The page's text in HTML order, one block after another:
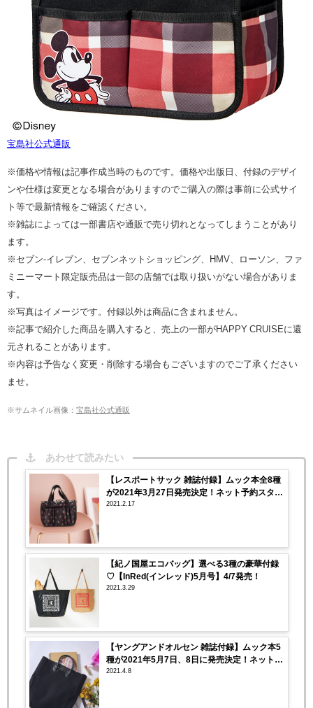
宝島社公式通販
※価格や情報は記事作成当時のものです。価格や出版日、付録のデザイ
ンや仕様は変更となる場合がありますのでご購入の際は事前に公式サイ
ト等で最新情報をご確認ください。
※雑誌によっては一部書店や通販で売り切れとなってしまうことがあり
ます。
※セブン‐イレブン、セブンネットショッピング、HMV、ローソン、ファ
ミニーマート限定販売品は一部の店舗では取り扱いがない場合がありま
す。
※写真はイメージです。付録以外は商品に含まれません。
※記事で紹介した商品を購入すると、売上の一部がHAPPY CRUISEに還
元されることがあります。
※内容は予告なく変更・削除する場合もございますのでご了承ください
ませ。
※サムネイル画像： 宝島社公式通販
あわせて読みたい
【レスポートサック 雑誌付録】ムック本全8種
が2021年3月27日発売決定！ネット予約スター
ト♡
2021.2.17
【紀ノ国屋エコバッグ】選べる3種の豪華付録
♡【InRed(インレッド)5月号】4/7発売！
2021.3.29
【ヤングアンドオルセン 雑誌付録】ムック本5
種が2021年5月7日、8日に発売決定！ネット予
約スタート♡
2021.4.8